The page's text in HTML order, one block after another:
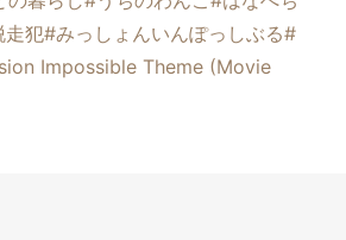
走犯#みっしょんいんぽっしぶる#
Impossible Theme (Movie